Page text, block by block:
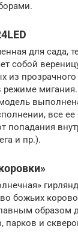
для сада,
собой
из прозрачного
режиме
все
попадания
и пр.).
божьих
образом
парков и